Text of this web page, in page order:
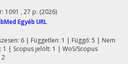
1091 , 27 p. (2026)
Egyéb URL
6| Független: 1 | Függő: 5 | Nem
1 | Scopus jelölt: 1 | WoS/Scopus
2